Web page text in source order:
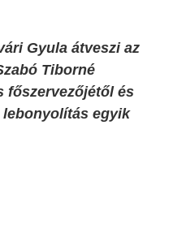
Gyula átveszi az
Tiborné
főszervezőjétől és
lebonyolítás egyik